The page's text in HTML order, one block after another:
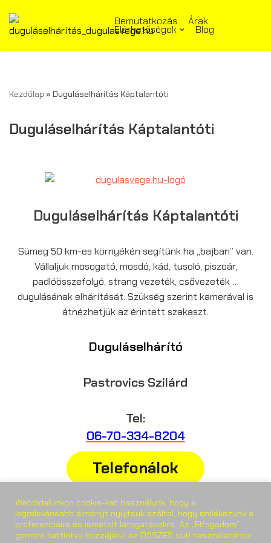
Skip
to
Bemutatkozás Árak
Elérhetőségek Blog
Kezdőlap » Duguláselhárítás Káptalantóti
Duguláselhárítás Káptalantóti
Duguláselhárítás Káptalantóti
Sümeg 50 km-es környékén segítünk ha „bajban” van.
Vállaljuk mosogató, mosdó, kád, tusoló, piszoár,
padlóösszefolyó, strang vezeték, csővezeték …
dugulásának elhárítását. Szükség szerint kamerával is
átnézhetjük az érintett szakaszt.
Duguláselhárító
Pastrovics Szilárd
Tel:
06-70-334-8204
Telefonálok
Weboldal:
Weboldalunkon cookie-kat használunk, hogy a
legrelevánsabb élményt nyújtsuk azáltal, hogy emlékezünk a
preferenciáira és ismételt látogatásokra. Az „Elfogadom”
gombra kattintva hozzájárul az ÖSSZES süti használatához.